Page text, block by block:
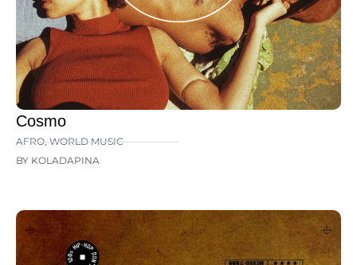
Cosmo
AFRO,WORLD MUSIC
BY KOLADAPINA